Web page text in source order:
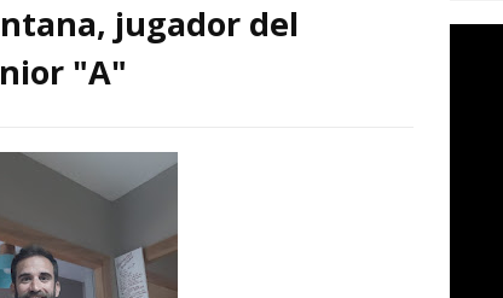
jugador del
"A"